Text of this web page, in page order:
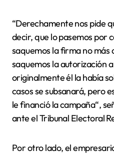
“Derechamente nos pide
decir, que lo pasemos por
saquemos la firma no más
saquemos la autorización
originalmente él la había
casos se subsanará, pero
le financió la campaña“,
ante el Tribunal Electoral
Por otro lado, el